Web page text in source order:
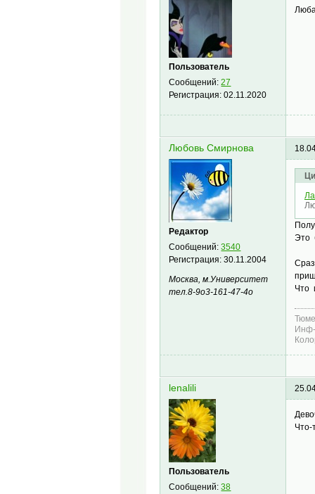
Пользователь
Сообщений:27
Регистрация:02.11.2020
Любовь Смирнова
Редактор
Сообщений:3540
Регистрация:30.11.2004
Москва, м.Университет
тел.8-9о3-161-47-4о
Это
Что
lenalili
Пользователь
Сообщений:38
Что-